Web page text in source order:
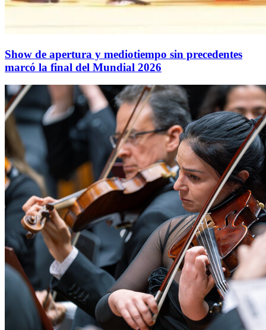
Show de apertura y mediotiempo sin precedentes
marcó la final del Mundial 2026